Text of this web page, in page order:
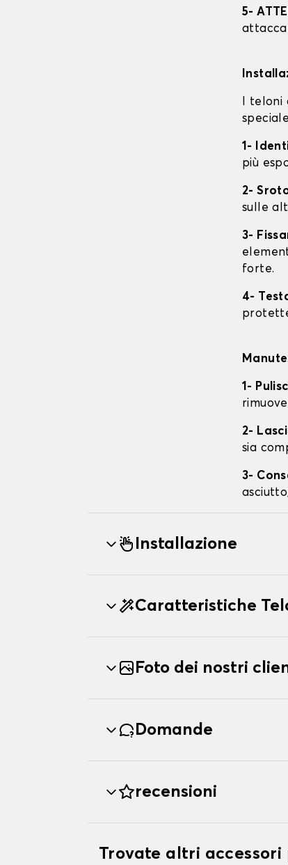
5-
I teloni
1-
più
2-
sulle
3-
forte.
4-
1-
2-
sia
3-
Installazione
Caratteristiche
Foto dei nostri
Domande
recensioni
Trovate altri accessori